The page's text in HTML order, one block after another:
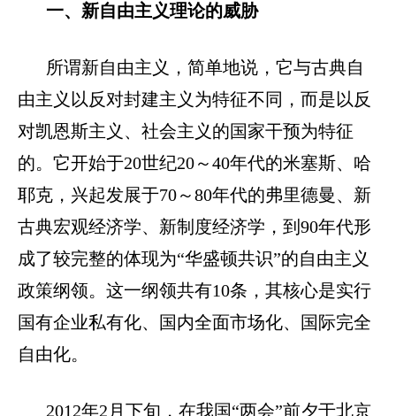
一、新自由主义理论的威胁
所谓新自由主义，简单地说，它与古典自
由主义以反对封建主义为特征不同，而是以反
对凯恩斯主义、社会主义的国家干预为特征
的。它开始于20世纪20～40年代的米塞斯、哈
耶克，兴起发展于70～80年代的弗里德曼、新
古典宏观经济学、新制度经济学，到 90年代形
成了较完整的体现为“华盛顿共识”的自由主义
政策纲领。这一纲领共有10条，其核心是实行
国有企业私有化、国内全面市场化、国际完全
自由化。
2012年2 月下旬，在我国“两会”前夕于北京